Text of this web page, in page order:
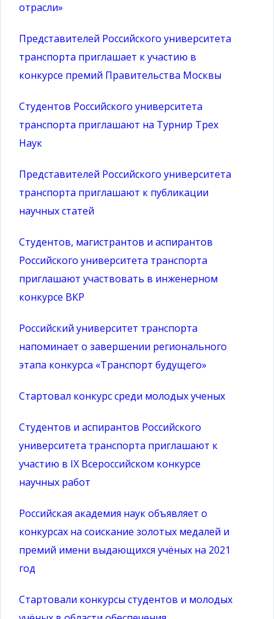
отрасли»
Представителей Российского университета
транспорта приглашает к участию в
конкурсе премий Правительства Москвы
Студентов Российского университета
транспорта приглашают на Турнир Трех
Наук
Представителей Российского университета
транспорта приглашают к публикации
научных статей
Студентов, магистрантов и аспирантов
Российского университета транспорта
приглашают участвовать в инженерном
конкурсе ВКР
Российский университет транспорта
напоминает о завершении регионального
этапа конкурса «Транспорт будущего»
Стартовал конкурс среди молодых ученых
Студентов и аспирантов Российского
университета транспорта приглашают к
участию в IX Всероссийском конкурсе
научных работ
Российская академия наук объявляет о
конкурсах на соискание золотых медалей и
премий имени выдающихся учёных на 2021
год
Стартовали конкурсы студентов и молодых